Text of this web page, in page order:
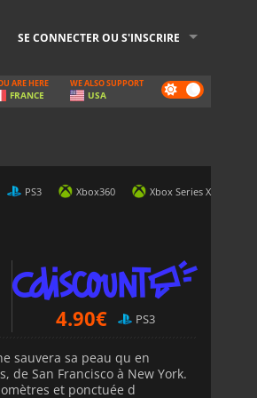
SE CONNECTER OU S'INSCRIRE
Dark
mode
ARE HERE
FRANCE
WE ALSO SUPPORT
USA
PS3 Xbox360 Xbox Series X
4.90€ PS3
sauvera sa peau qu en
de San Francisco à New York.
et ponctuée d